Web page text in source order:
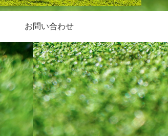
お問い合わせ